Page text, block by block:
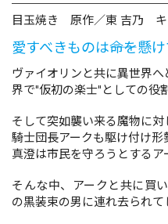
目玉焼き 原作／東 吉乃 キ
愛すべきものは――命を懸け
ヴァイオリンと共に異世界
界で"仮初の楽士"としての役
そして突如襲い来る魔物に対
騎士団長アークも駆け付け形
真澄は市民を守ろうとするア
そんな中、アークと共に買
の黒装束の男に連れ去られてし